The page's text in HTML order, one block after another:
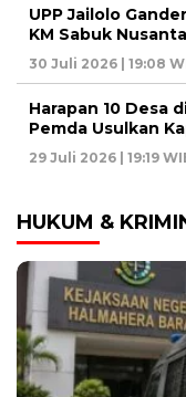
UPP Jailolo
KM Sabuk
30 Juli 2026 | 19:08
Harapan 10 Desa
Pemda Usulkan
29 Juli 2026 | 19:19
HUKUM &